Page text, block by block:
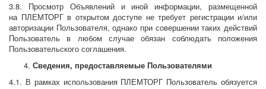
3.8. Просмотр Объявлений и иной информации, размещенной
на ПЛЕМТОРГ в открытом доступе не требует регистрации и/или
авторизации Пользователя, однако при совершении таких действий
Пользователь в любом случае обязан соблюдать положения
Пользовательского соглашения.
Сведения, предоставляемые Пользователями
4.1. В рамках использования ПЛЕМТОРГ Пользователь обязуется